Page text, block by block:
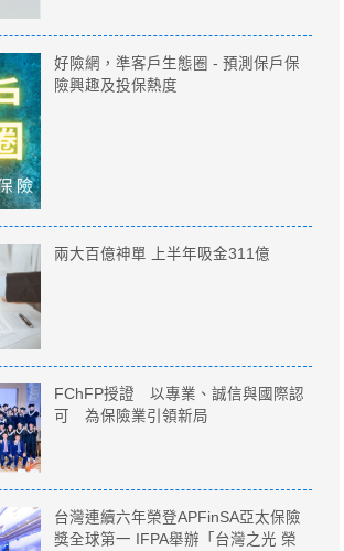
好險網，準客戶生態圈 - 預測保戶保
險興趣及投保熱度
兩大百億神單 上半年吸金311億
FChFP授證 以專業、誠信與國際認
可 為保險業引領新局
台灣連續六年榮登APFinSA亞太保險
獎全球第一 IFPA舉辦「台灣之光 榮